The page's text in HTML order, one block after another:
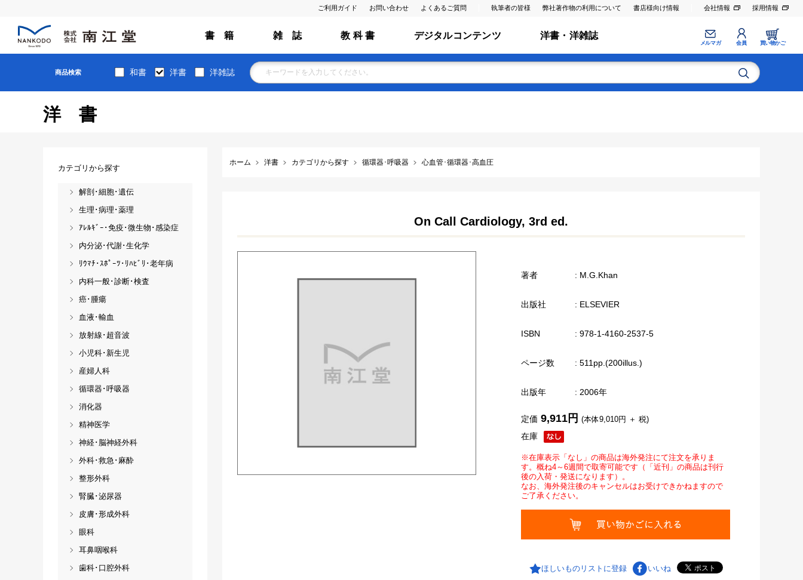
ご利用ガイド お問い合わせ よくあるご質問 執筆者の皆様 弊社著作物の利用について 書店様向け情報 会社情報 採用情報
書 籍 雑 誌 教 科 書 デジタルコンテンツ 洋書・洋雑誌
メルマガ 会員 買い物かご
商品検索 和書 洋書 洋雑誌
洋書
ホーム 洋書 カテゴリから探す 循環器･呼吸器 心血管･循環器･高血圧
On Call Cardiology, 3rd ed.
著者 : M.G.Khan
出版社 : ELSEVIER
ISBN : 978-1-4160-2537-5
ページ数 : 511pp.(200illus.)
出版年 : 2006年
在庫
定価 9,911円 (本体9,010円 ＋ 税)
※在庫表示「なし」の商品は海外発注にて注文を承りま
す。概ね4～6週間で取寄可能です（「近刊」の商品は刊行
後の入荷・発送になります）。
なお、海外発注後のキャンセルはお受けできかねますので
ご了承ください。
ほしいものリストに登録 いいね
カテゴリから探す
解剖･細胞･遺伝
生理･病理･薬理
ｱﾚﾙｷﾞｰ･免疫･微生物･感染症
内分泌･代謝･生化学
ﾘｳﾏﾁ･ｽﾎﾟｰﾂ･ﾘﾊﾋﾞﾘ･老年病
内科一般･診断･検査
癌･腫瘍
血液･輸血
放射線･超音波
小児科･新生児
産婦人科
循環器･呼吸器
消化器
精神医学
神経･脳神経外科
外科･救急･麻酔
整形外科
腎臓･泌尿器
皮膚･形成外科
眼科
耳鼻咽喉科
歯科･口腔外科